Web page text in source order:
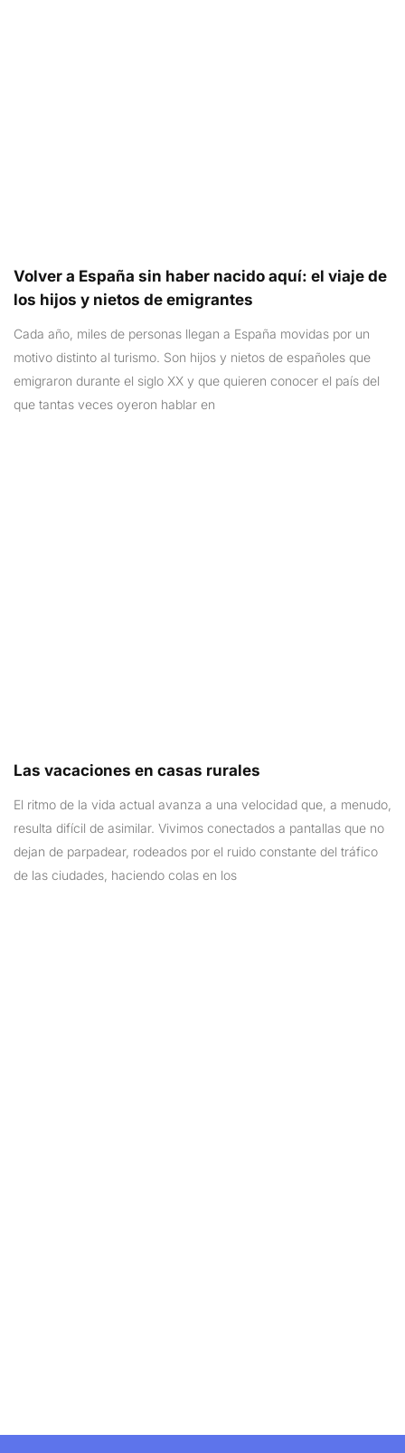
Volver a España sin haber nacido aquí: el viaje de
los hijos y nietos de emigrantes
Cada año, miles de personas llegan a España movidas por un
motivo distinto al turismo. Son hijos y nietos de españoles que
emigraron durante el siglo XX y que quieren conocer el país del
que tantas veces oyeron hablar en
Las vacaciones en casas rurales
El ritmo de la vida actual avanza a una velocidad que, a menudo,
resulta difícil de asimilar. Vivimos conectados a pantallas que no
dejan de parpadear, rodeados por el ruido constante del tráfico
de las ciudades, haciendo colas en los